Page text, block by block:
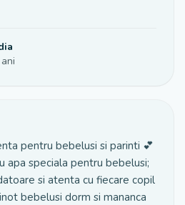
pentru bebelusi si parinti 💕
apa speciala pentru bebelusi;
si atenta cu fiecare copil
bebelusi dorm si mananca